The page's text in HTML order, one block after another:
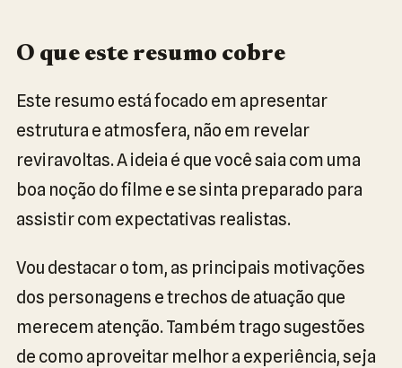
O que este resumo cobre
Este resumo está focado em apresentar
estrutura e atmosfera, não em revelar
reviravoltas. A ideia é que você saia com uma
boa noção do filme e se sinta preparado para
assistir com expectativas realistas.
Vou destacar o tom, as principais motivações
dos personagens e trechos de atuação que
merecem atenção. Também trago sugestões
de como aproveitar melhor a experiência, seja